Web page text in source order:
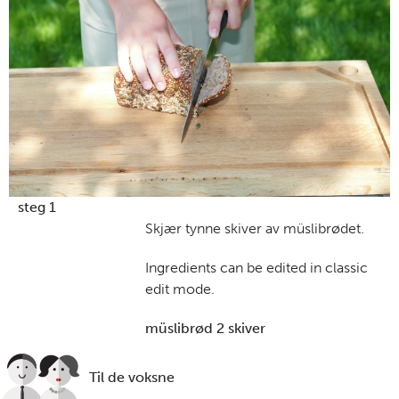
steg 1
Skjær tynne skiver av müslibrødet.
Ingredients can be edited in classic
edit mode.
müslibrød 2 skiver
Til de voksne